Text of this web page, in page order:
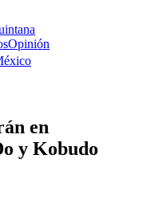
Opinión
en
y Kobudo